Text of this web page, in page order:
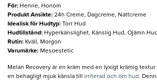
För: Henne, Honom
Produkt Ansikte: 24h Creme, Dagcreme, Nattcreme
Idealisk för Hudtyp: Torr Hud
Hudtillstånd: Hyperkänslighet, Känslig Hud, Ojämn
Rutin: Kväll, Morgon
Varumärke: Mesoestetic
Melan Recovery är en kräm med en lyxigt krämig
en behagligt mjuk känsla till irriterad och öm hud.